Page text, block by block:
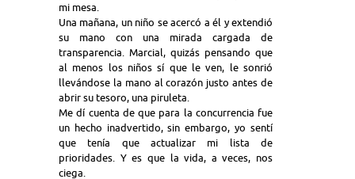
mi mesa.
Una mañana, un niño se acercó a él y extendió
su mano con una mirada cargada de
transparencia. Marcial, quizás pensando que
al menos los niños sí que le ven, le sonrió
llevándose la mano al corazón justo antes de
abrir su tesoro, una piruleta.
Me dí cuenta de que para la concurrencia fue
un hecho inadvertido, sin embargo, yo sentí
que tenía que actualizar mi lista de
prioridades. Y es que la vida, a veces, nos
ciega.